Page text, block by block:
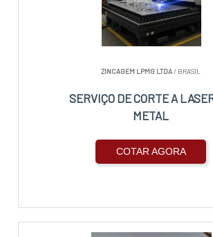
ZINCAGEM LPMG LTDA/ BRASIL
SERVIÇO DE CORTE A
METAL
COTAR AGORA